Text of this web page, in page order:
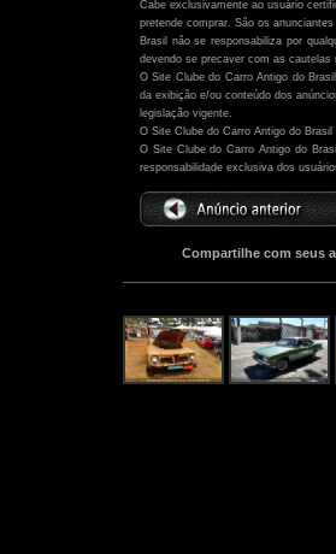
Cabe exclusivamente ao usuário
pretende comprar. São os
Brasil não se responsabiliza por
devendo se precaver com as cautelas
O Site Clube do Carro Antigo do
da exibição e/ou conteúdo dos
legislação vigente.
O Site Clube do Carro Antigo do
O Site Clube do Carro Antigo do
responsabilidade exclusiva dos
Compartilhe com seus